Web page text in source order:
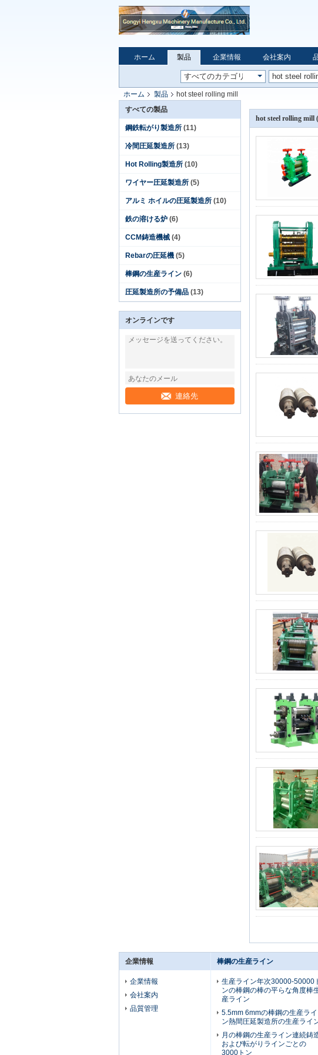
ホーム 製品 企業情報 会社案内
ホーム 製品
hot steel rolling mill
すべての製品
鋼鉄転がり製造所 (11)
冷間圧延製造所 (13)
Hot Rolling製造所 (10)
ワイヤー圧延製造所 (5)
アルミ ホイルの圧延製造所 (10)
鉄の溶ける炉 (6)
CCM鋳造機械 (4)
Rebarの圧延機 (5)
棒鋼の生産ライン (6)
圧延製造所の予備品 (13)
オンラインです
連絡先
hot steel rolling mill
企業情報
企業情報
会社案内
品質管理
棒鋼の生産ライン
生産ライン年次30000-50000
ンの棒鋼の棒の平らな角度棒
産ライン
5.5mm 6mmの棒鋼の生産ライ
ン熱間圧延製造所の生産ライ
月の棒鋼の生産ライン連続鋳
および転がりラインごとの
3000トン